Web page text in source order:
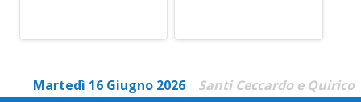
Martedì 16 Giugno 2026 Santi Ceccardo e Quirico